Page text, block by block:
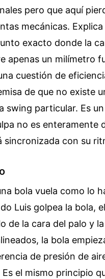
pero que aquí
mecánicas.
exacto donde la
apenas un milímetro
cuestión de
de que no existe
swing particular. Es
no es enteramente
sincronizada con su
bola vuela como lo
Luis golpea la bola,
de la cara del palo y
la bola
de presión de
el mismo principio